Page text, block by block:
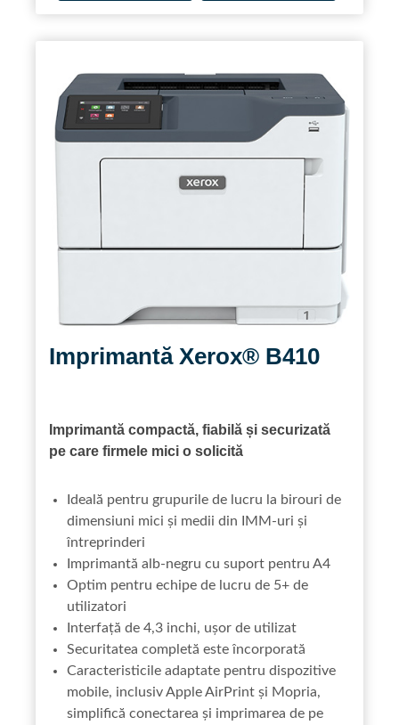
Imprimantă Xerox® B410
Imprimantă compactă, fiabilă și securizată
pe care firmele mici o solicită
Ideală pentru grupurile de lucru la birouri de
dimensiuni mici și medii din IMM-uri și
întreprinderi
Imprimantă alb-negru cu suport pentru A4
Optim pentru echipe de lucru de 5+ de
utilizatori
Interfață de 4,3 inchi, ușor de utilizat
Securitatea completă este încorporată
Caracteristicile adaptate pentru dispozitive
mobile, inclusiv Apple AirPrint și Mopria,
simplifică conectarea și imprimarea de pe